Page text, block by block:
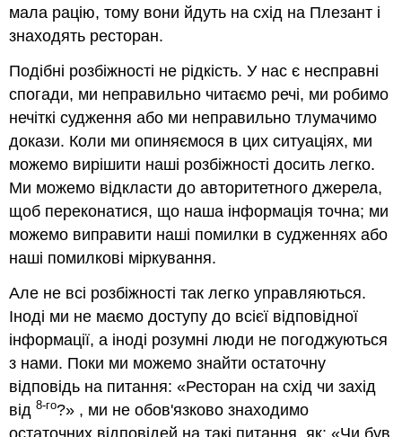
мала рацію, тому вони йдуть на схід на Плезант і
знаходять ресторан.
Подібні розбіжності не рідкість. У нас є несправні
спогади, ми неправильно читаємо речі, ми робимо
нечіткі судження або ми неправильно тлумачимо
докази. Коли ми опиняємося в цих ситуаціях, ми
можемо вирішити наші розбіжності досить легко.
Ми можемо відкласти до авторитетного джерела,
щоб переконатися, що наша інформація точна; ми
можемо виправити наші помилки в судженнях або
наші помилкові міркування.
Але не всі розбіжності так легко управляються.
Іноді ми не маємо доступу до всієї відповідної
інформації, а іноді розумні люди не погоджуються
з нами. Поки ми можемо знайти остаточну
відповідь на питання: «Ресторан на схід чи захід
від8-го?» , ми не обов'язково знаходимо
остаточних відповідей на такі питання, як: «Чи був